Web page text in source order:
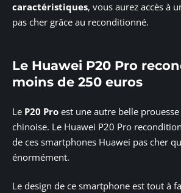
caractéristiques, vous aurez accès à
pas cher grâce au reconditionné.
Le Huawei P20 Pro
moins de 250 euros
Le P20 Pro est une autre belle
chinoise. Le Huawei P20 Pro
de ces smartphones Huawei pas cher
énormément.
Le design de ce smartphone est tout à